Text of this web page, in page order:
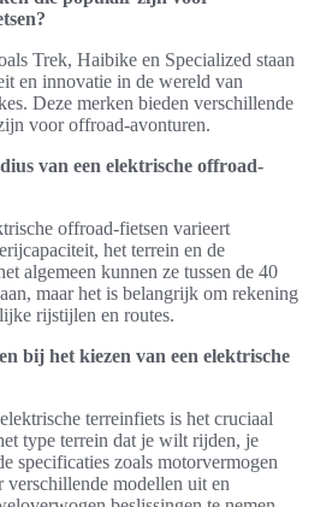
Trek, Haibike en Specialized staan
en innovatie in de wereld van
Deze merken bieden verschillende
voor offroad-avonturen.
van een elektrische offroad-
offroad-fietsen varieert
het terrein en de
algemeen kunnen ze tussen de 40
maar het is belangrijk om rekening
rijstijlen en routes.
bij het kiezen van een elektrische
terreinfiets is het cruciaal
type terrein dat je wilt rijden, je
specificaties zoals motorvermogen
verschillende modellen uit en